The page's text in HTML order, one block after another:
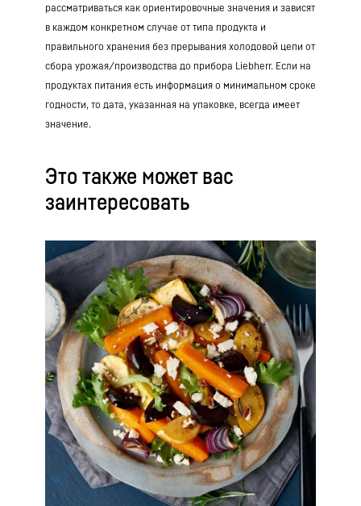
рассматриваться как ориентировочные значения и зависят
в каждом конкретном случае от типа продукта и
правильного хранения без прерывания холодовой цепи от
сбора урожая/производства до прибора Liebherr. Если на
продуктах питания есть информация о минимальном сроке
годности, то дата, указанная на упаковке, всегда имеет
значение.
Это также может вас
заинтересовать